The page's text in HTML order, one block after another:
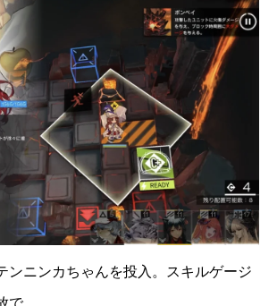
ンニンカちゃんを投入。スキルゲージ
で。